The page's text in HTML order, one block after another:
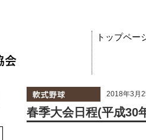
トップペー
2018年3月
春季大会日程(平成30